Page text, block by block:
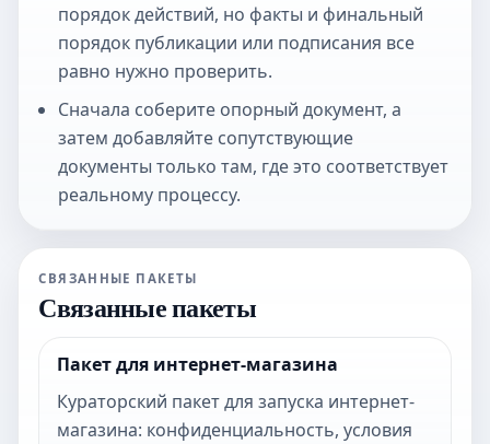
порядок действий, но факты и финальный
порядок публикации или подписания все
равно нужно проверить.
Сначала соберите опорный документ, а
затем добавляйте сопутствующие
документы только там, где это соответствует
реальному процессу.
СВЯЗАННЫЕ ПАКЕТЫ
Связанные пакеты
Пакет для интернет-магазина
Кураторский пакет для запуска интернет-
магазина: конфиденциальность, условия